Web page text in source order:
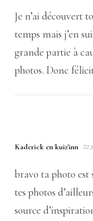
Je n’ai découvert
temps mais j’en
grande partie à
photos. Donc
Kaderick en kuiz'inn 22
bravo ta photo est
tes photos
source